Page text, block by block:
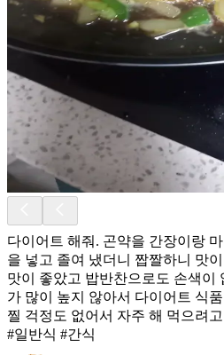
다이어트 해줘. 곤약을 간장이랑
을 넣고 졸여 냈더니 짭짤하니 맛
맛이 좋았고 밥반찬으로도 손색이
가 많이 높지 않아서 다이어트 식
찔 걱정도 없어서 자주 해 먹으려
#일반식 #간식